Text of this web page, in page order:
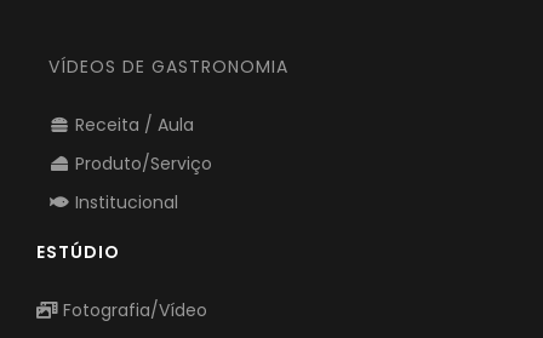
VÍDEOS DE GASTRONOMIA
Receita / Aula
Produto/Serviço
Institucional